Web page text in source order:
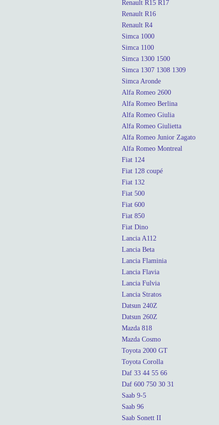
Renault R15 R17
Renault R16
Renault R4
Simca 1000
Simca 1100
Simca 1300 1500
Simca 1307 1308 1309
Simca Aronde
Alfa Romeo 2600
Alfa Romeo Berlina
Alfa Romeo Giulia
Alfa Romeo Giulietta
Alfa Romeo Junior Zagato
Alfa Romeo Montreal
Fiat 124
Fiat 128 coupé
Fiat 132
Fiat 500
Fiat 600
Fiat 850
Fiat Dino
Lancia A112
Lancia Beta
Lancia Flaminia
Lancia Flavia
Lancia Fulvia
Lancia Stratos
Datsun 240Z
Datsun 260Z
Mazda 818
Mazda Cosmo
Toyota 2000 GT
Toyota Corolla
Daf 33 44 55 66
Daf 600 750 30 31
Saab 9-5
Saab 96
Saab Sonett II